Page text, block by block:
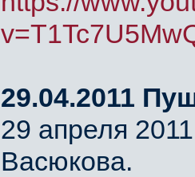
29.04.2011
29 апреля
Васюкова.